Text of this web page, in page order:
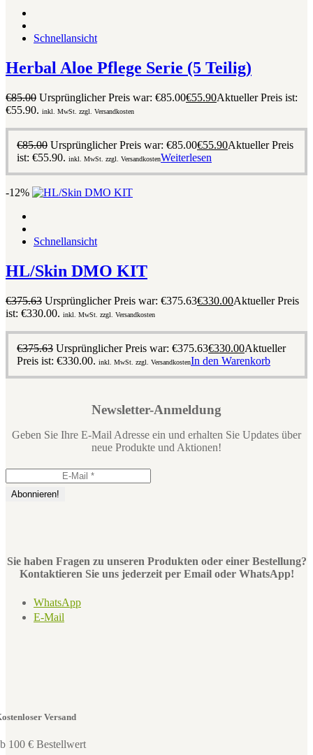
Schnellansicht
Herbal Aloe Pflege Serie (5 Teilig)
€85.00 Ursprünglicher Preis war: €85.00€55.90Aktueller Preis ist:
€55.90. inkl. MwSt. zzgl. Versandkosten
€85.00 Ursprünglicher Preis war: €85.00€55.90Aktueller Preis
ist: €55.90. inkl. MwSt. zzgl. VersandkostenWeiterlesen
-12%
Schnellansicht
HL/Skin DMO KIT
€375.63 Ursprünglicher Preis war: €375.63€330.00Aktueller Preis
ist: €330.00. inkl. MwSt. zzgl. Versandkosten
€375.63 Ursprünglicher Preis war: €375.63€330.00Aktueller
Preis ist: €330.00. inkl. MwSt. zzgl. VersandkostenIn den Warenkorb
Newsletter-Anmeldung
Geben Sie Ihre E-Mail Adresse ein und erhalten Sie Updates über
neue Produkte und Aktionen!
Sie haben Fragen zu unseren Produkten oder einer Bestellung?
Kontaktieren Sie uns jederzeit per Email oder WhatsApp!
WhatsApp
E-Mail
Versand
100 € Bestellwert